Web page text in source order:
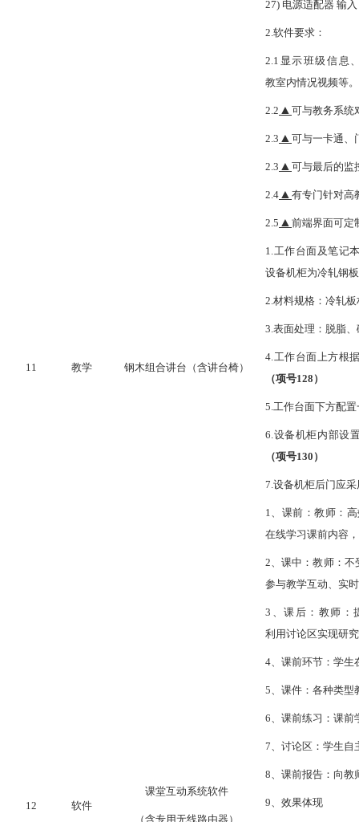
27) 电源适配器 输
2.软件要求：
2.1显示班级信息
教室内情况视频等。
2.2 ▲ 可与教务系统
2.3 ▲ 可与一卡通、
2.3 ▲ 可与最后的监
2.4 ▲ 有专门针对高
2.5 ▲ 前端界面可定
11 教学 钢木组合讲台（含讲台椅）
1.工作台面及笔记
设备机柜为冷轧钢
2.材料规格：冷轧
3.表面处理：脱脂
4.工作台面上方根
（项号128 ）
5.工作台面下方配
6.设备机柜内部设
（项号130 ）
7.设备机柜后门应
12 软件
课堂互动系统软件
（含专用无线路由器）
1、 课前：教师：
在线学习课前内容
2、课中：教师：不
参与教学互动、实
3、课后：教师：
利用讨论区实现研
4、 课前环节：学生
5、 课件：各种类型
6、 课前练习：课前
7、 讨论区：学生自
8、 课前报告：向教
9、 效果体现